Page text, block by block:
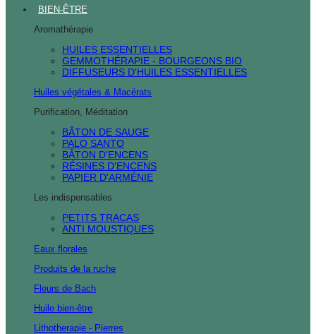
BIEN-ÊTRE
Aromathérapie
HUILES ESSENTIELLES
GEMMOTHÉRAPIE - BOURGEONS BIO
DIFFUSEURS D'HUILES ESSENTIELLES
Huiles végétales & Macérats
Purification, Méditation
BÂTON DE SAUGE
PALO SANTO
BÂTON D'ENCENS
RÉSINES D'ENCENS
PAPIER D'ARMÉNIE
Les indispensables
PETITS TRACAS
ANTI MOUSTIQUES
Eaux florales
Produits de la ruche
Fleurs de Bach
Huile bien-être
Lithotherapie - Pierres